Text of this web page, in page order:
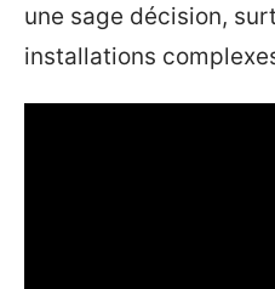
une sage décision,
installations